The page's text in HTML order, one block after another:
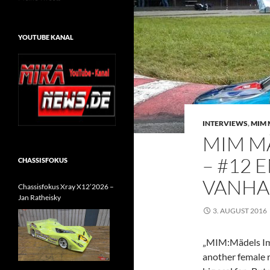
INTERVIEWS,MIM
MIM
– #12
3. AUGUST 2016
„MIM:Mädels
another female
YOUTUBE KANAL
CHASSISFOKUS
Chassisfokus Xray X12’2026 –
Jan Ratheisky